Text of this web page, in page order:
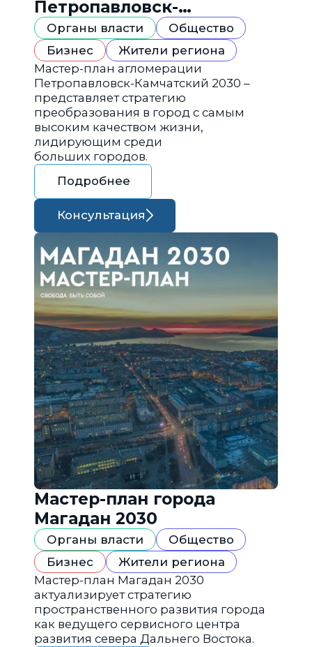
Петропавловск-
Камчатский 2030
Органы власти
Общество
Бизнес
Жители региона
Мастер-план агломерации
Петропавловск-Камчатский 2030 –
представляет стратегию
преобразования в город с самым
высоким качеством жизни,
лидирующим среди
больших городов.
Подробнее
Консультация
Мастер-план города
Магадан 2030
Органы власти
Общество
Бизнес
Жители региона
Мастер-план Магадан 2030
актуализирует стратегию
пространственного развития города
как ведущего сервисного центра
развития севера Дальнего Востока.